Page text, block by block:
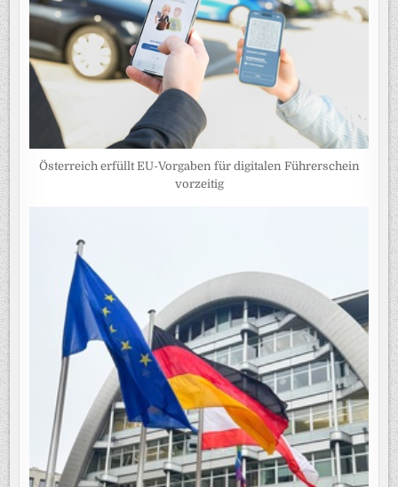
Österreich erfüllt EU-Vorgaben für digitalen Führerschein
vorzeitig